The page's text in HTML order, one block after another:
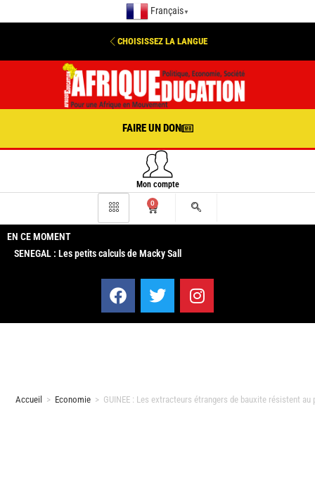
Français ▼
CHOISISSEZ LA LANGUE
FAIRE UN DON
Mon compte
0
EN CE MOMENT
SENEGAL : Les petits calculs de Macky Sall
Accueil > Economie > GUINEE : Les extracteurs étrangers de bauxite résistent